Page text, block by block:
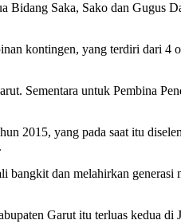
Bidang Saka, Sako dan Gugus
kontingen, yang terdiri dari 4
Sementara untuk Pembina
2015, yang pada saat itu
bangkit dan melahirkan generasi
Garut itu terluas kedua di